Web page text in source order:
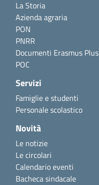
La Storia
Azienda agraria
PON
PNRR
Documenti Erasmus Plus
POC
Servizi
Famiglie e studenti
Personale scolastico
Novità
Le notizie
Le circolari
Calendario eventi
Bacheca sindacale